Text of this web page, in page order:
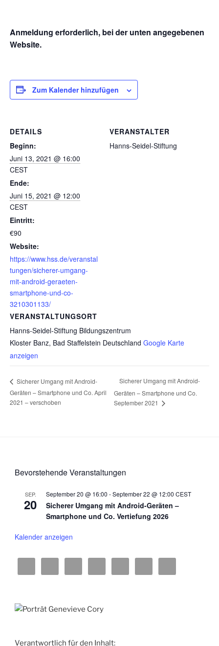
Anmeldung erforderlich, bei der unten angegebenen
Website.
Zum Kalender hinzufügen
DETAILS
Beginn:
Juni 13, 2021 @ 16:00
CEST
Ende:
Juni 15, 2021 @ 12:00
CEST
Eintritt:
€90
Website:
https://www.hss.de/veranstal
tungen/sicherer-umgang-
mit-android-geraeten-
smartphone-und-co-
3210301133/
VERANSTALTUNGSORT
Hanns-Seidel-Stiftung Bildungszentrum
Kloster Banz, Bad Staffelstein Deutschland Google Karte
anzeigen
VERANSTALTER
Hanns-Seidel-Stiftung
Sicherer Umgang mit Android-
Geräten – Smartphone und Co. April
2021 – verschoben
Sicherer Umgang mit Android-
Geräten – Smartphone und Co.
September 2021
Bevorstehende Veranstaltungen
SEP.
20
September 20 @ 16:00 -September 22 @ 12:00 CEST
Sicherer Umgang mit Android-Geräten –
Smartphone und Co. Vertiefung 2026
Kalender anzeigen
Verantwortlich für den Inhalt: